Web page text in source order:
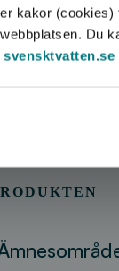
kakor
Du
svensktvatten.se